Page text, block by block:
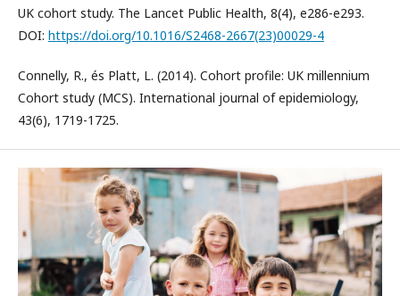
UK cohort study. The Lancet Public Health, 8(4), e286-e293.
DOI: https://doi.org/10.1016/S2468-2667(23)00029-4
Connelly, R., és Platt, L. (2014). Cohort profile: UK millennium
Cohort study (MCS). International journal of epidemiology,
43(6), 1719-1725.